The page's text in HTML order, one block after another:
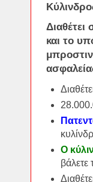
Διαθέτει
και το
Ο
βάλετε